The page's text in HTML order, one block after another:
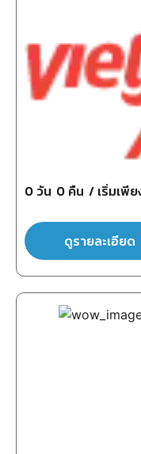
0 วัน 0 คืน / เริ่มเพี
ดูรายละเอียด